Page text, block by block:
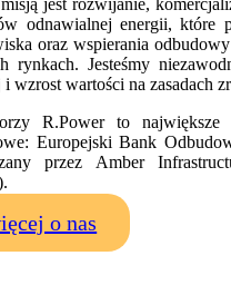
odnawialnej energii, które
oraz wspierania
rynkach. Jesteśmy
wzrost wartości na zasadach
R.Power to największe
Europejski Bank
przez Amber
o nas